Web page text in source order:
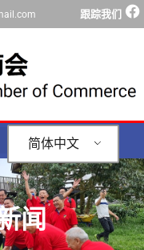
跟踪我们
简体中文
闻